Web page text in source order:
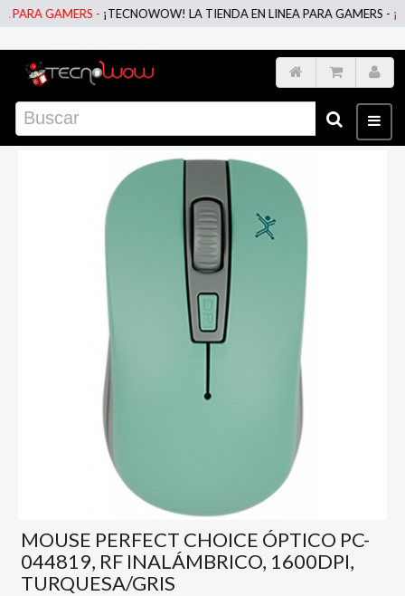
GAMERS -¡TECNOWOW! LA TIENDA EN LINEA PARA GAMERS -
MOUSE PERFECT CHOICE ÓPTICO PC-
044819, RF INALÁMBRICO, 1600DPI,
TURQUESA/GRIS